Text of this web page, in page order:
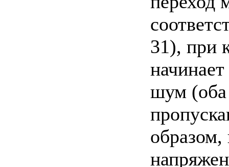
31), при
шум (оба
образом,